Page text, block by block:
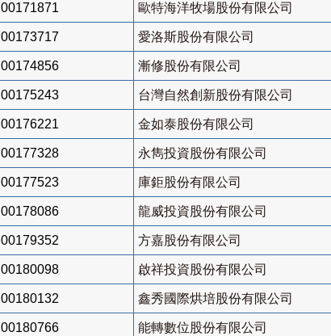
00171871 歐特海洋牧場股份有限公司
00173717 愛洛斯股份有限公司
00174856 漸修股份有限公司
00175243 台灣自然創新股份有限公司
00176221 金如泰股份有限公司
00177328 永雋投資股份有限公司
00177523 庫鉅股份有限公司
00178086 龍威投資股份有限公司
00179352 方嘉股份有限公司
00180098 啟祥投資股份有限公司
00180132 鑫秀國際烘培股份有限公司
00180766 能轉數位股份有限公司